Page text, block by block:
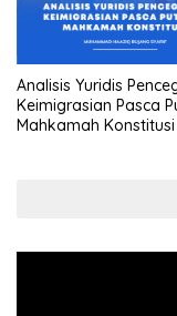
Analisis Yuridis
Keimigrasian Pasca
Mahkamah Konstitusi